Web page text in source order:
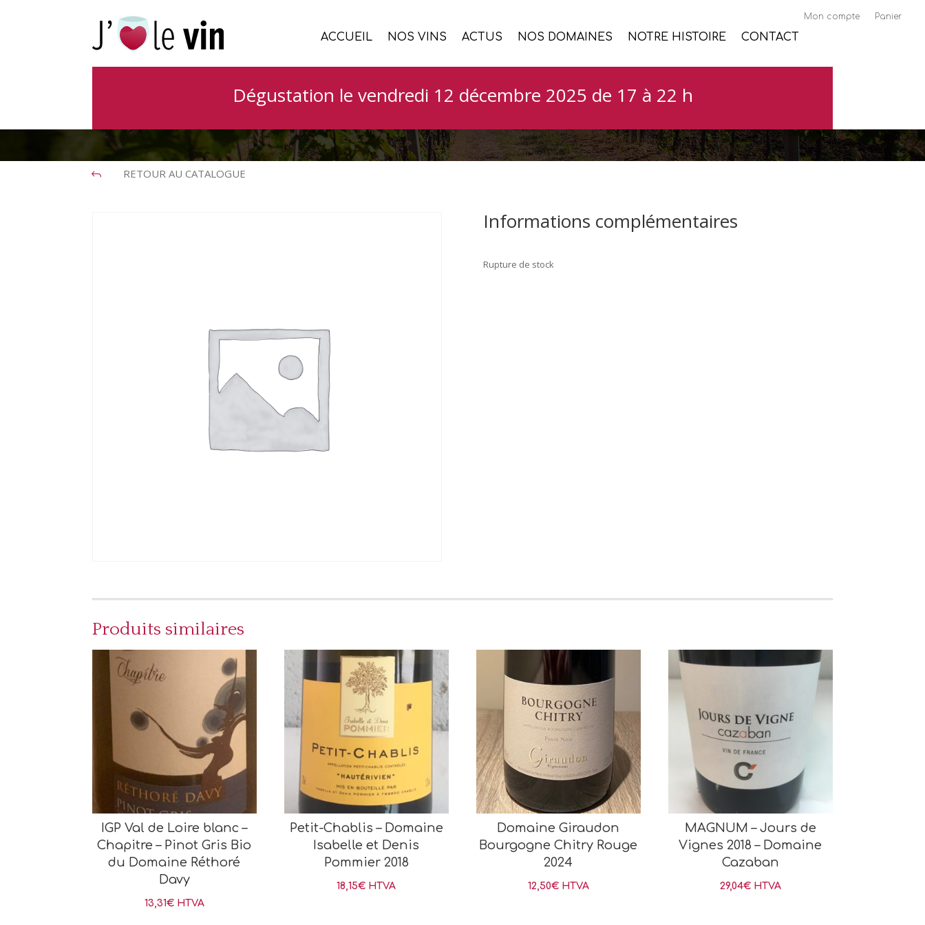
Mon compte Panier
ACCUEIL NOS VINS ACTUS NOS DOMAINES NOTRE HISTOIRE CONTACT
Dégustation le vendredi 12 décembre 2025 de 17 à 22 h
K’Pot
J RETOUR AU CATALOGUE
Informations complémentaires
Rupture de stock
Produits similaires
IGP Val de Loire blanc –
Chapitre – Pinot Gris Bio
du Domaine Réthoré
Davy
13,31€ HTVA
Petit-Chablis – Domaine
Isabelle et Denis
Pommier 2018
18,15€ HTVA
Domaine Giraudon
Bourgogne Chitry Rouge
2024
12,50€ HTVA
MAGNUM – Jours de
Vignes 2018 – Domaine
Cazaban
29,04€ HTVA